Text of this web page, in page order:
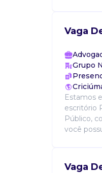
Vaga
Grupo
Estamos
escritório
Público,
você
Vaga